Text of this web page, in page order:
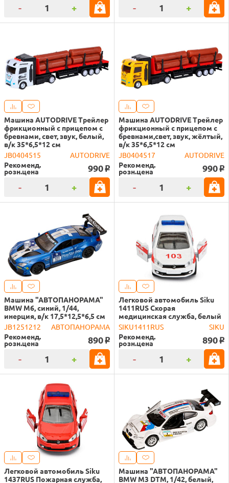
- + - +
Машина AUTODRIVE Трейлер
фрикционный с прицепом с
бревнами, свет, звук, белый,
в/к 35*6,5*12 см
JB0404515
AUTODRIVE
Рекоменд.
розн.цена 990 o
- +
Машина AUTODRIVE Трейлер
фрикционный с прицепом с
бревнами,свет, звук, жёлтый,
в/к 35*6,5*12 см
JB0404517
AUTODRIVE
Рекоменд.
розн.цена 990 o
- +
Машина "АВТОПАНОРАМА"
BMW M6, синий, 1/44,
инерция, в/к 17,5*12,5*6,5 см
JB1251212
АВТОПАНОРАМА
Рекоменд.
розн.цена 890 o
- +
Легковой автомобиль Siku
1411RUS Скорая
медицинская служба, белый
SIKU1411RUS
SIKU
Рекоменд.
розн.цена 890 o
- +
Легковой автомобиль Siku
1437RUS Пожарная служба,
Машина "АВТОПАНОРАМА"
BMW M3 DTM, 1/42, белый,